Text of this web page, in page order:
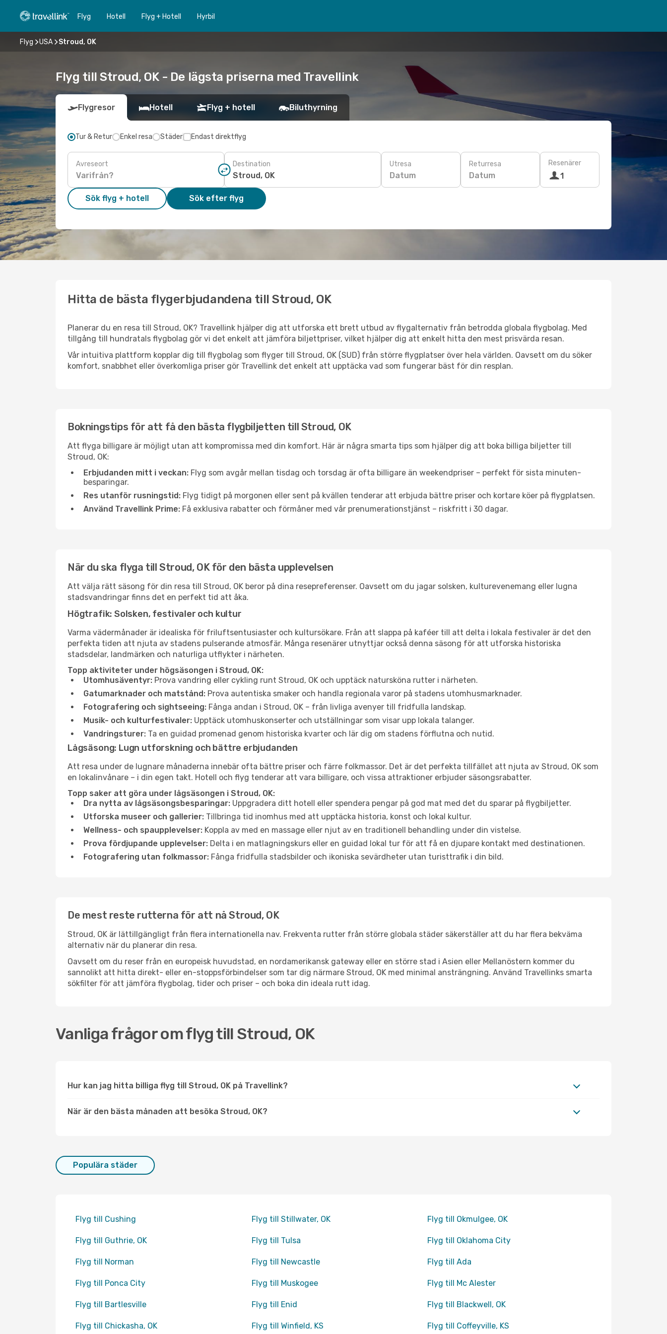
Flyg Hotell Flyg + Hotell Hyrbil
Flyg USA Stroud, OK
Flyg till Stroud, OK - De lägsta priserna med Travellink
Flygresor Hotell Flyg + hotell Biluthyrning
Tur & Retur Enkel resa Städer Endast direktflyg
Avreseort Destination Utresa
Datum
Returresa
Datum
Resenärer
1
Sök flyg + hotell Sök efter flyg
Hitta de bästa flygerbjudandena till Stroud, OK
Planerar du en resa till Stroud, OK? Travellink hjälper dig att utforska ett brett utbud av flygalternativ från betrodda globala flygbolag. Med
tillgång till hundratals flygbolag gör vi det enkelt att jämföra biljettpriser, vilket hjälper dig att enkelt hitta den mest prisvärda resan.
Vår intuitiva plattform kopplar dig till flygbolag som flyger till Stroud, OK (SUD) från större flygplatser över hela världen. Oavsett om du söker
komfort, snabbhet eller överkomliga priser gör Travellink det enkelt att upptäcka vad som fungerar bäst för din resplan.
Bokningstips för att få den bästa flygbiljetten till Stroud, OK
Att flyga billigare är möjligt utan att kompromissa med din komfort. Här är några smarta tips som hjälper dig att boka billiga biljetter till
Stroud, OK:
Erbjudanden mitt i veckan: Flyg som avgår mellan tisdag och torsdag är ofta billigare än weekendpriser – perfekt för sista minuten-
besparingar.
Res utanför rusningstid: Flyg tidigt på morgonen eller sent på kvällen tenderar att erbjuda bättre priser och kortare köer på flygplatsen.
Använd Travellink Prime: Få exklusiva rabatter och förmåner med vår prenumerationstjänst – riskfritt i 30 dagar.
När du ska flyga till Stroud, OK för den bästa upplevelsen
Att välja rätt säsong för din resa till Stroud, OK beror på dina resepreferenser. Oavsett om du jagar solsken, kulturevenemang eller lugna
stadsvandringar finns det en perfekt tid att åka.
Högtrafik: Solsken, festivaler och kultur
Varma vädermånader är idealiska för friluftsentusiaster och kultursökare. Från att slappa på kaféer till att delta i lokala festivaler är det den
perfekta tiden att njuta av stadens pulserande atmosfär. Många resenärer utnyttjar också denna säsong för att utforska historiska
stadsdelar, landmärken och naturliga utflykter i närheten.
Topp aktiviteter under högsäsongen i Stroud, OK:
Utomhusäventyr: Prova vandring eller cykling runt Stroud, OK och upptäck natursköna rutter i närheten.
Gatumarknader och matstånd: Prova autentiska smaker och handla regionala varor på stadens utomhusmarknader.
Fotografering och sightseeing: Fånga andan i Stroud, OK – från livliga avenyer till fridfulla landskap.
Musik- och kulturfestivaler: Upptäck utomhuskonserter och utställningar som visar upp lokala talanger.
Vandringsturer: Ta en guidad promenad genom historiska kvarter och lär dig om stadens förflutna och nutid.
Lågsäsong: Lugn utforskning och bättre erbjudanden
Att resa under de lugnare månaderna innebär ofta bättre priser och färre folkmassor. Det är det perfekta tillfället att njuta av Stroud, OK som
en lokalinvånare – i din egen takt. Hotell och flyg tenderar att vara billigare, och vissa attraktioner erbjuder säsongsrabatter.
Topp saker att göra under lågsäsongen i Stroud, OK:
Dra nytta av lågsäsongsbesparingar: Uppgradera ditt hotell eller spendera pengar på god mat med det du sparar på flygbiljetter.
Utforska museer och gallerier: Tillbringa tid inomhus med att upptäcka historia, konst och lokal kultur.
Wellness- och spaupplevelser: Koppla av med en massage eller njut av en traditionell behandling under din vistelse.
Prova fördjupande upplevelser: Delta i en matlagningskurs eller en guidad lokal tur för att få en djupare kontakt med destinationen.
Fotografering utan folkmassor: Fånga fridfulla stadsbilder och ikoniska sevärdheter utan turisttrafik i din bild.
De mest reste rutterna för att nå Stroud, OK
Stroud, OK är lättillgängligt från flera internationella nav. Frekventa rutter från större globala städer säkerställer att du har flera bekväma
alternativ när du planerar din resa.
Oavsett om du reser från en europeisk huvudstad, en nordamerikansk gateway eller en större stad i Asien eller Mellanöstern kommer du
sannolikt att hitta direkt- eller en-stoppsförbindelser som tar dig närmare Stroud, OK med minimal ansträngning. Använd Travellinks smarta
sökfilter för att jämföra flygbolag, tider och priser – och boka din ideala rutt idag.
Vanliga frågor om flyg till Stroud, OK
Hur kan jag hitta billiga flyg till Stroud, OK på Travellink?
När är den bästa månaden att besöka Stroud, OK?
Populära städer
Flyg till Cushing Flyg till Stillwater, OK Flyg till Okmulgee, OK
Flyg till Guthrie, OK Flyg till Tulsa Flyg till Oklahoma City
Flyg till Norman Flyg till Newcastle Flyg till Ada
Flyg till Ponca City Flyg till Muskogee Flyg till Mc Alester
Flyg till Bartlesville Flyg till Enid Flyg till Blackwell, OK
Flyg till Chickasha, OK Flyg till Winfield, KS Flyg till Coffeyville, KS